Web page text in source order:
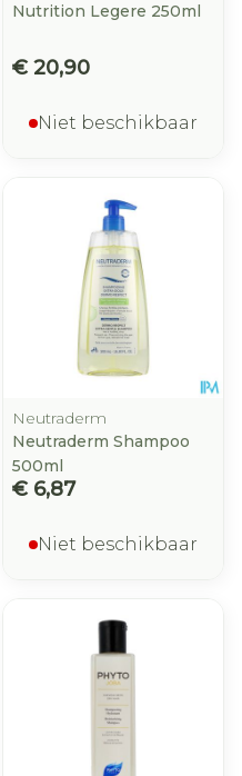
Nutrition Legere 250ml
€ 20,90
Niet beschikbaar
Neutraderm
Neutraderm Shampoo
500ml
€ 6,87
Niet beschikbaar